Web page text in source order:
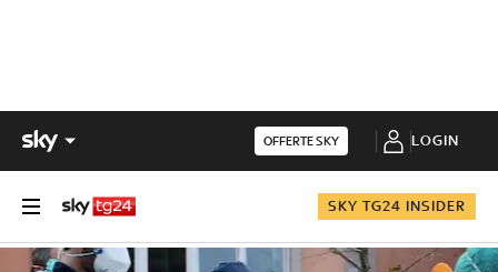
OFFERTE SKY LOGIN
SKY TG24 INSIDER